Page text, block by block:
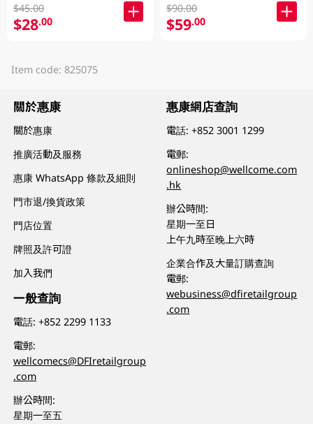
$45.00
$28.00
$90.00
$59.00
Item code: 825075
關於惠康
關於惠康
推廣活動及服務
惠康 WhatsApp 條款及細則
門市退/換貨政策
門店位置
牌照及許可證
加入我們
一般查詢
電話:+852 2299 1133
電郵:
wellcomecs@DFIretailgroup
.com
辦公時間:
星期一至五
惠康網店查詢
電話:+852 3001 1299
電郵:
onlineshop@wellcome.com
.hk
辦公時間:
星期一至日
上午九時至晚上六時
企業合作及大量訂購查詢
電郵:
webusiness@dfiretailgroup
.com